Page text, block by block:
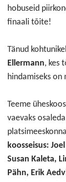
hobuseid
finaali tõite!
Tänud
Ellermann, kes
hindamiseks
Teeme
vaevaks
koosseisus:
Susan Kaleta,
Pähn, Erik